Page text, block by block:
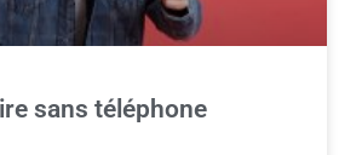
sans téléphone